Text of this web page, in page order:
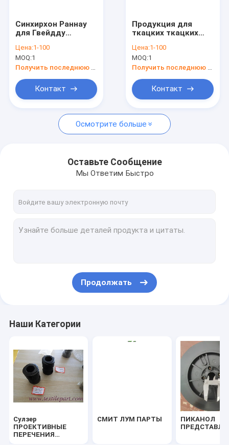
Отправить запрос
Сулзер ПРОЕКТИВНЫЕ ПЕРЕЧЕНИЯ ПОЛОКОВ
ПИКАНОЛ ПРЕДСТАВЛЕНИЯ
СТАУБЛИ ПЕРЕДСТАВЛЕНИЯ
Части ИТЕМА
Другие детали из лома
КАРЛ МЕЙЕР
Новости
Синхирхон Раннау
для Гвейдду
для Текстиляу
Peiriannau
Цена:1-100
MOQ:1
Получить последнюю цену
Контакт
Продукция для
ткацких ткацких
станков
Цена:1-100
MOQ:1
Получить последнюю цену
Контакт
Осмотрите больше
Оставьте Сообщение
Мы Ответим Быстро
Продолжать
Наши Категории
Сулзер
ПРОЕКТИВНЫЕ
ПЕРЕЧЕНИЯ
СМИТ ЛУМ ПАРТЫ
ПИКАНОЛ